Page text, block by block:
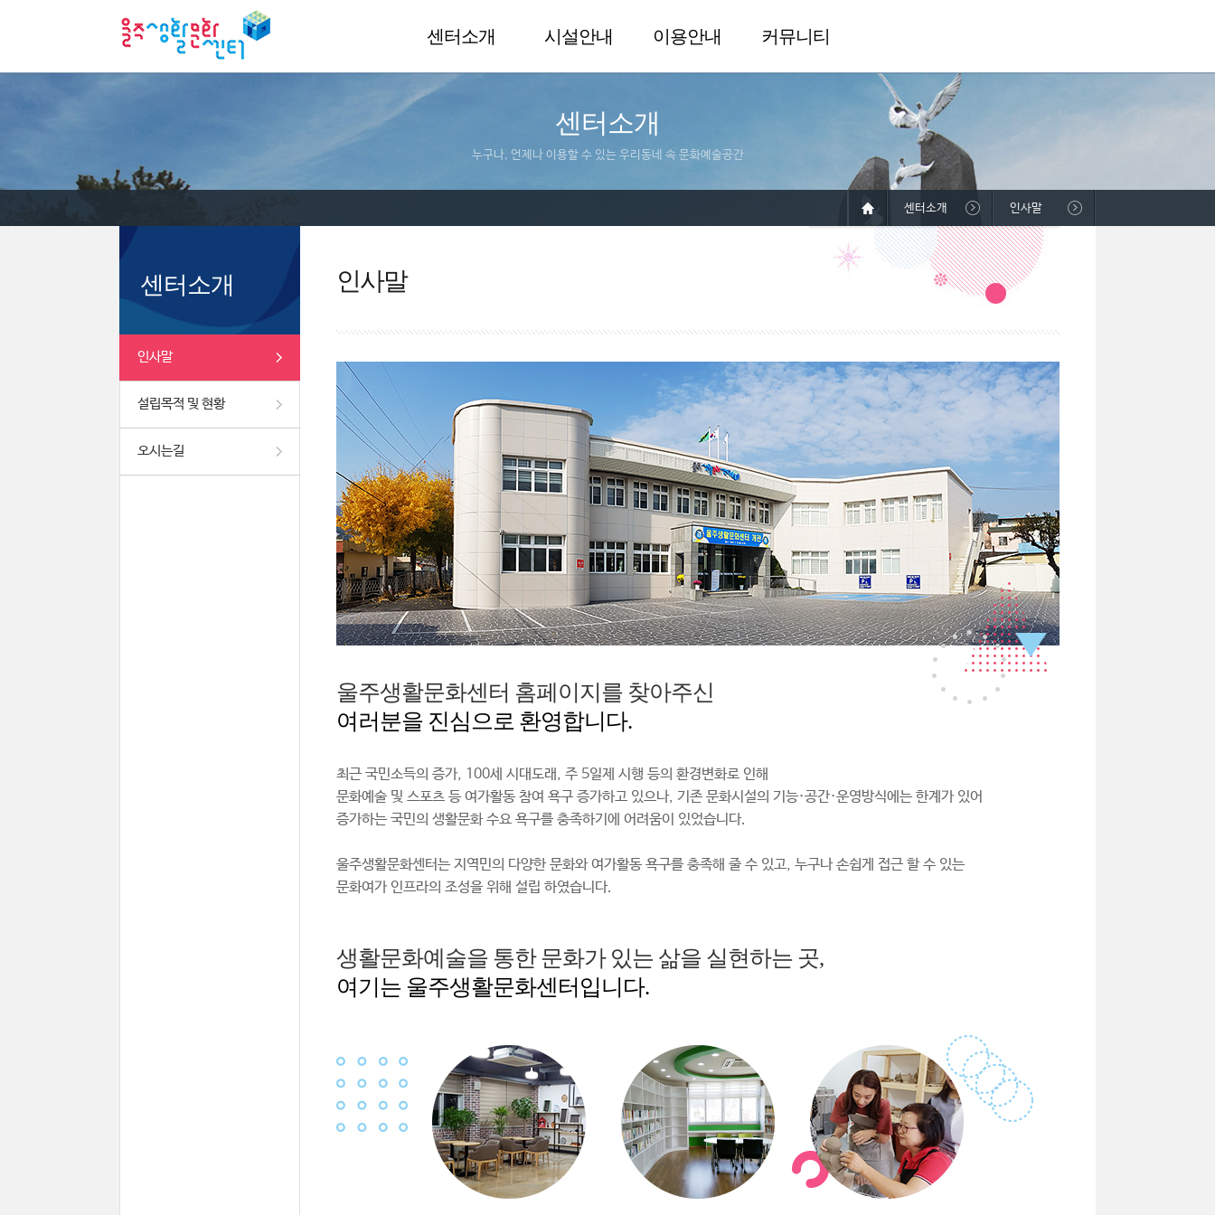
센터소개 시설안내 이용안내 커뮤니티
센터소개
누구나, 언제나 이용할 수 있는 우리동네 속 문화예술공간
센터소개
인사말
설립목적 및 현황
오시는길
센터소개 인사말
인사말
울주생활문화센터 홈페이지를 찾아주신
여러분을 진심으로 환영합니다.
최근 국민소득의 증가, 100세 시대도래, 주 5일제 시행 등의 환경변화로 인해
문화예술 및 스포츠 등 여가활동 참여 욕구 증가하고 있으나, 기존 문화시설의 기능·공간·운영방식에는 한계가 있어
증가하는 국민의 생활문화 수요 욕구를 충족하기에 어려움이 있었습니다.
울주생활문화센터는 지역민의 다양한 문화와 여가활동 욕구를 충족해 줄 수 있고, 누구나 손쉽게 접근 할 수 있는
문화여가 인프라의 조성을 위해 설립 하였습니다.
생활문화예술을 통한 문화가 있는 삶을 실현하는 곳,
여기는 울주생활문화센터입니다.